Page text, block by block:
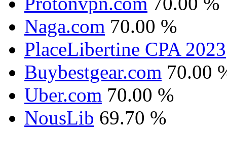
Naga.com 70.00 %
PlaceLibertine CPA 2023
Buybestgear.com 70.00
Uber.com 70.00 %
NousLib 69.70 %